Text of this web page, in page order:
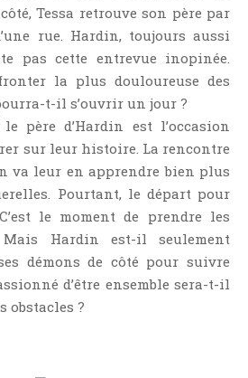
Tessa retrouve son père par
rue. Hardin, toujours aussi
pas cette entrevue inopinée.
la plus douloureuse des
t-il s’ouvrir un jour ?
père d’Hardin est l’occasion
sur leur histoire. La rencontre
va leur en apprendre bien plus
Pourtant, le départ pour
le moment de prendre les
Mais Hardin est-il seulement
démons de côté pour suivre
d’être ensemble sera-t-il
obstacles ?